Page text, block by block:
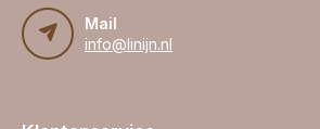
Mail
info@linijn.nl